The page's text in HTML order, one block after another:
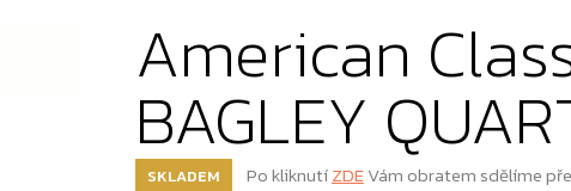
American
BAGLEY
SKLADEM Po kliknutíZDEVám obratem sdělíme